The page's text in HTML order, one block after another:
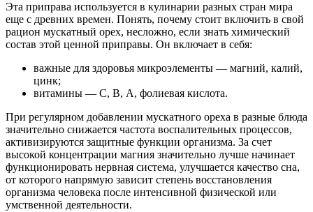
Эта приправа используется в кулинарии разных стран мира
еще с древних времен. Понять, почему стоит включить в свой
рацион мускатный орех, несложно, если знать химический
состав этой ценной приправы. Он включает в себя:
важные для здоровья микроэлементы — магний, калий,
цинк;
витамины — С, В, А, фолиевая кислота.
При регулярном добавлении мускатного ореха в разные блюда
значительно снижается частота воспалительных процессов,
активизируются защитные функции организма. За счет
высокой концентрации магния значительно лучше начинает
функционировать нервная система, улучшается качество сна,
от которого напрямую зависит степень восстановления
организма человека после интенсивной физической или
умственной деятельности.